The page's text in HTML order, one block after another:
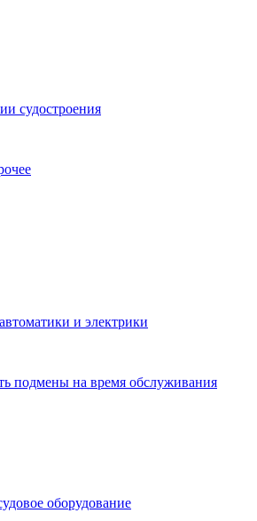
судостроения
и электрики
подмены на время обслуживания
оборудование